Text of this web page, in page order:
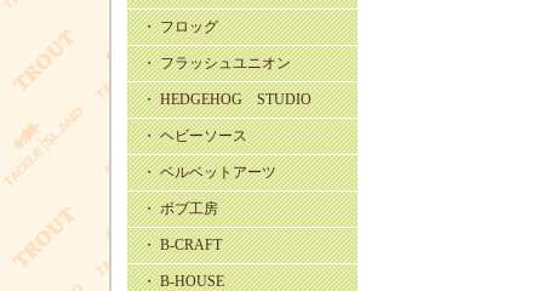
・ フロッグ
・ フラッシュユニオン
・ HEDGEHOG STUDIO
・ ヘビーソース
・ ベルベットアーツ
・ ボブ工房
・ B-CRAFT
・ B-HOUSE